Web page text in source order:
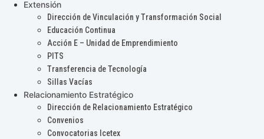
Extensión
Dirección de Vinculación y Transformación Social
Educación Continua
Acción E – Unidad de Emprendimiento
PITS
Transferencia de Tecnología
Sillas Vacías
Relacionamiento Estratégico
Dirección de Relacionamiento Estratégico
Convenios
Convocatorias Icetex